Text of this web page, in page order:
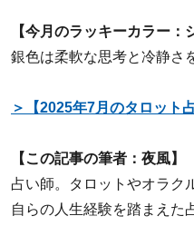
【今月のラッキーカラー：
銀色は柔軟な思考と冷静さ
＞【2025年7月のタロット
【この記事の筆者：夜風】
占い師。タロットやオラク
自らの人生経験を踏まえた